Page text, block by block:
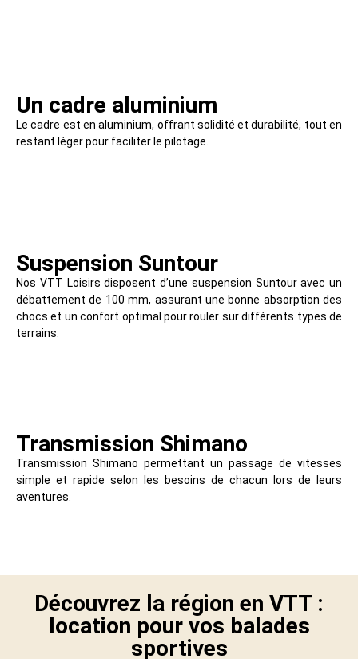
Un cadre aluminium
Le cadre est en aluminium, offrant solidité et durabilité, tout en
restant léger pour faciliter le pilotage.
Suspension Suntour
Nos VTT Loisirs disposent d’une suspension Suntour avec un
débattement de 100 mm, assurant une bonne absorption des
chocs et un confort optimal pour rouler sur différents types de
terrains.
Transmission Shimano
Transmission Shimano permettant un passage de vitesses
simple et rapide selon les besoins de chacun lors de leurs
aventures.
Découvrez la région en VTT :
location pour vos balades
sportives